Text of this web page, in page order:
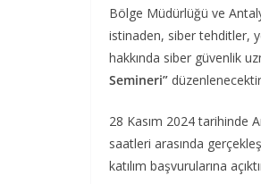
Bölge Müdürlüğü ve
istinaden, siber tehditler,
hakkında siber güvenlik
Semineri”
28 Kasım 2024 tarihinde
saatleri arasında
katılım başvurularına